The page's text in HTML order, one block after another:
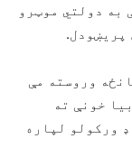
به دولتي موټرو
پریښودل.
وروسته مې
خونې ته
ورکولو لپاره